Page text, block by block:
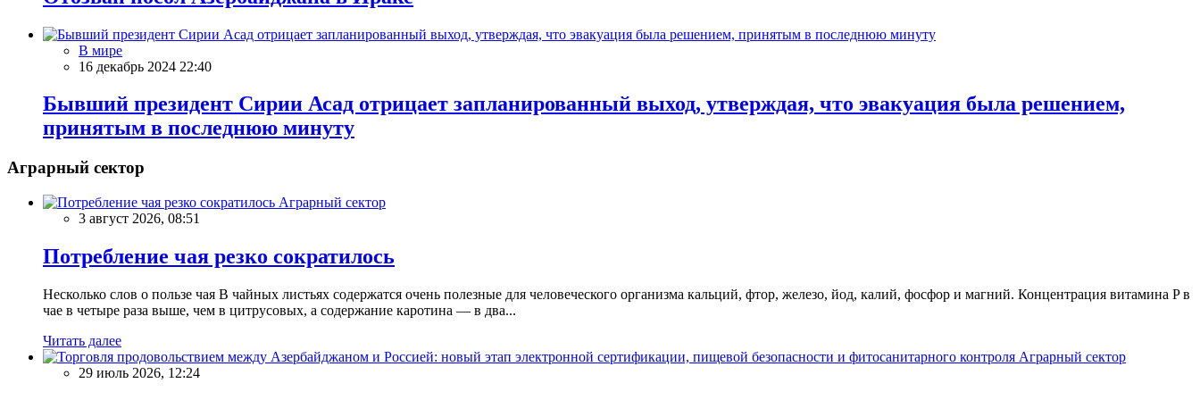
В мире
16 декабрь 2024 22:40
Бывший президент Сирии Асад отрицает запланированный выход, утверждая, что эвакуация была решением,
принятым в последнюю минуту
Аграрный сектор
Аграрный сектор
3 август 2026, 08:51
Потребление чая резко сократилось
Несколько слов о пользе чая В чайных листьях содержатся очень полезные для человеческого организма кальций, фтор, железо, йод, калий, фосфор и магний. Концентрация витамина P в
чае в четыре раза выше, чем в цитрусовых, а содержание каротина — в два...
Читать далее
Аграрный сектор
29 июль 2026, 12:24